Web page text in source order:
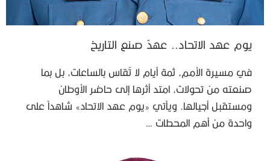
يوم عهد الاتحاد.. عهدٌ صنع التاريخ
في مسيرة الأمم، ثمة أيام لا تُقاس بالساعات، بل بما
صنعته من تحولات، امتد أثرها إلى حاضر الأوطان
ومستقبل أجيالها. ويأتي «يوم عهد الاتحاد» شاهداً على
واحدة من أهم المحطات …